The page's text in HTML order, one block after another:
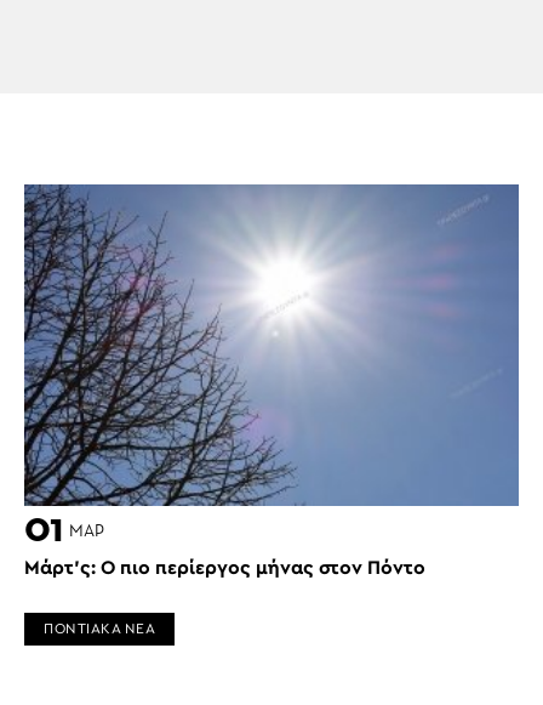
01 ΜΑΡ
Μάρτ’ς: Ο πιο περίεργος μήνας στον Πόντο
ΠΟΝΤΙΑΚΑ ΝΕΑ